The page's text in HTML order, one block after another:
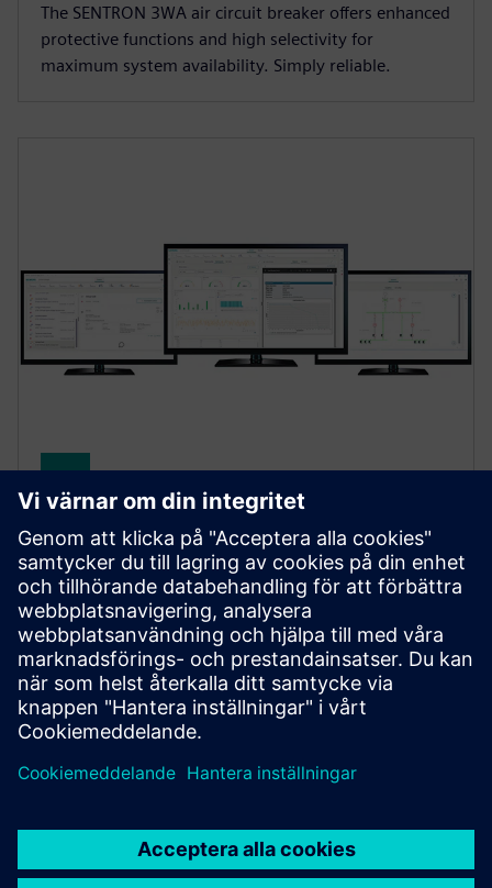
The SENTRON 3WA air circuit breaker offers enhanced
protective functions and high selectivity for
maximum system availability. Simply reliable.
SENTRON Powermanager
SENTRON Powermanager software is your
comprehensive energy management system (EMS)
with advanced functions for industrial, building and
infrastructure applications.